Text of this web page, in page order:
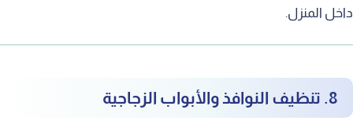
داخل المنزل.
8. تنظيف النوافذ والأبواب الزجاجية